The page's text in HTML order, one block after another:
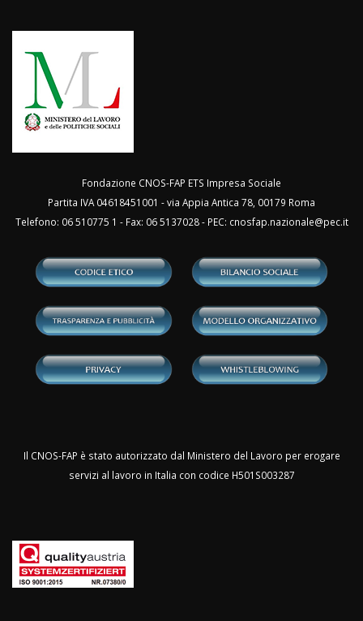
Fondazione CNOS-FAP ETS Impresa Sociale
Partita IVA 04618451001 - via Appia Antica 78, 00179 Roma
Telefono: 06 510775 1 - Fax: 06 5137028 - PEC: cnosfap.nazionale@pec.it
Il CNOS-FAP è stato autorizzato dal Ministero del Lavoro per erogare
servizi al lavoro in Italia con codice H501S003287